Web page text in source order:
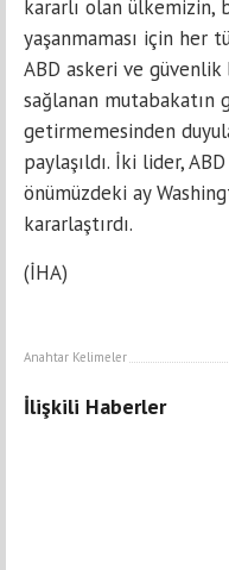
kararlı olan ülkemizin,
yaşanmaması için her
ABD askeri ve güvenlik
sağlanan mutabakatın
getirmemesinden
paylaşıldı. İki lider,
önümüzdeki ay
kararlaştırdı.
(İHA)
Anahtar Kelimeler
İlişkili Haberler